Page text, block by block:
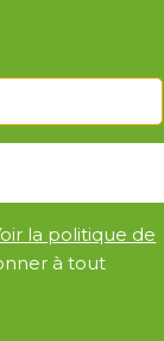
la politique de
à tout